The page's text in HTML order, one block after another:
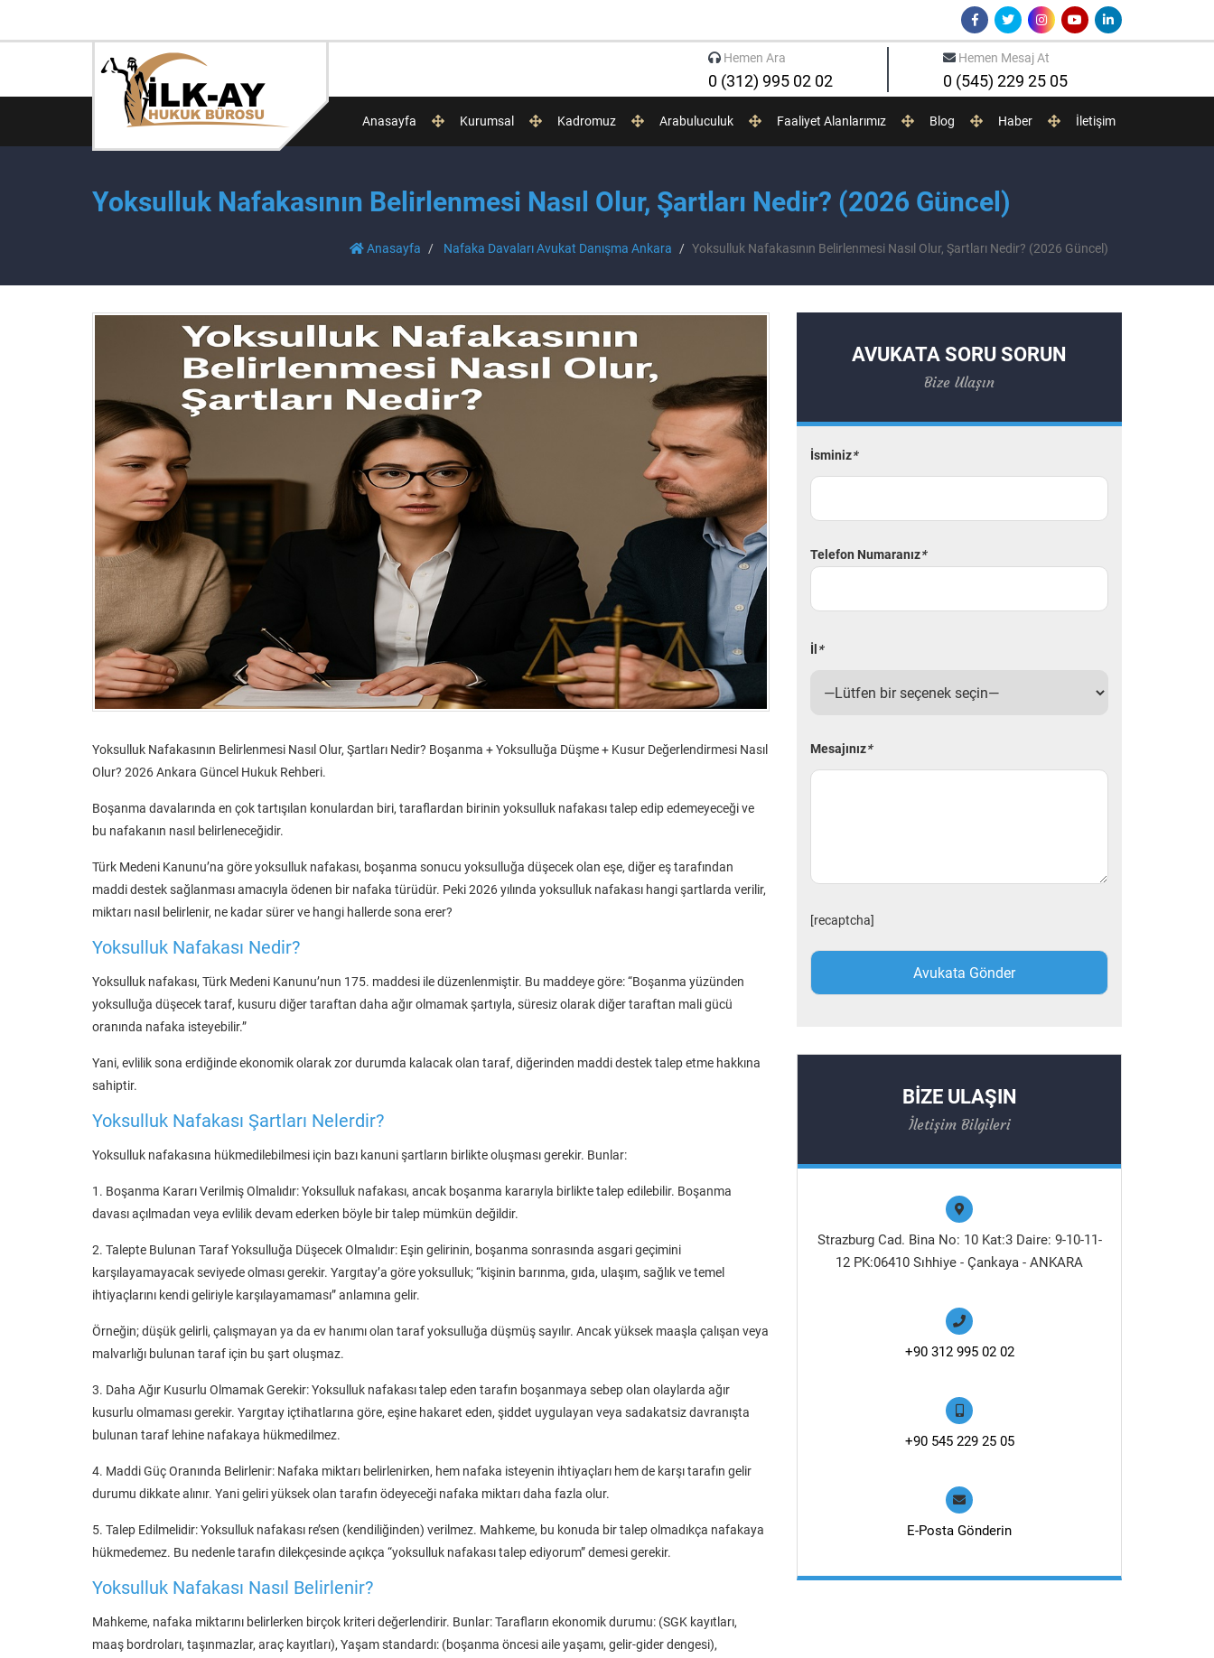
Hemen Ara
0 (312) 995 02 02
Hemen Mesaj At
0 (545) 229 25 05
Anasayfa Kurumsal Kadromuz Arabuluculuk Faaliyet Alanlarımız Blog Haber İletişim
Yoksulluk Nafakasının Belirlenmesi Nasıl Olur, Şartları Nedir? (2026 Güncel)
Anasayfa Nafaka Davaları Avukat Danışma Ankara Yoksulluk Nafakasının Belirlenmesi Nasıl Olur, Şartları Nedir? (2026 Güncel)
Yoksulluk Nafakasının Belirlenmesi Nasıl Olur, Şartları Nedir? Boşanma + Yoksulluğa Düşme + Kusur Değerlendirmesi Nasıl
Olur? 2026 Ankara Güncel Hukuk Rehberi.
Boşanma davalarında en çok tartışılan konulardan biri, taraflardan birinin yoksulluk nafakası talep edip edemeyeceği ve
bu nafakanın nasıl belirleneceğidir.
Türk Medeni Kanunu’na göre yoksulluk nafakası, boşanma sonucu yoksulluğa düşecek olan eşe, diğer eş tarafından
maddi destek sağlanması amacıyla ödenen bir nafaka türüdür. Peki 2026 yılında yoksulluk nafakası hangi şartlarda verilir,
miktarı nasıl belirlenir, ne kadar sürer ve hangi hallerde sona erer?
Yoksulluk Nafakası Nedir?
Yoksulluk nafakası, Türk Medeni Kanunu’nun 175. maddesi ile düzenlenmiştir. Bu maddeye göre: “Boşanma yüzünden
yoksulluğa düşecek taraf, kusuru diğer taraftan daha ağır olmamak şartıyla, süresiz olarak diğer taraftan mali gücü
oranında nafaka isteyebilir.”
Yani, evlilik sona erdiğinde ekonomik olarak zor durumda kalacak olan taraf, diğerinden maddi destek talep etme hakkına
sahiptir.
Yoksulluk Nafakası Şartları Nelerdir?
Yoksulluk nafakasına hükmedilebilmesi için bazı kanuni şartların birlikte oluşması gerekir. Bunlar:
1. Boşanma Kararı Verilmiş Olmalıdır: Yoksulluk nafakası, ancak boşanma kararıyla birlikte talep edilebilir. Boşanma
davası açılmadan veya evlilik devam ederken böyle bir talep mümkün değildir.
2. Talepte Bulunan Taraf Yoksulluğa Düşecek Olmalıdır: Eşin gelirinin, boşanma sonrasında asgari geçimini
karşılayamayacak seviyede olması gerekir. Yargıtay’a göre yoksulluk; “kişinin barınma, gıda, ulaşım, sağlık ve temel
ihtiyaçlarını kendi geliriyle karşılayamaması” anlamına gelir.
Örneğin; düşük gelirli, çalışmayan ya da ev hanımı olan taraf yoksulluğa düşmüş sayılır. Ancak yüksek maaşla çalışan veya
malvarlığı bulunan taraf için bu şart oluşmaz.
3. Daha Ağır Kusurlu Olmamak Gerekir: Yoksulluk nafakası talep eden tarafın boşanmaya sebep olan olaylarda ağır
kusurlu olmaması gerekir. Yargıtay içtihatlarına göre, eşine hakaret eden, şiddet uygulayan veya sadakatsiz davranışta
bulunan taraf lehine nafakaya hükmedilmez.
4. Maddi Güç Oranında Belirlenir: Nafaka miktarı belirlenirken, hem nafaka isteyenin ihtiyaçları hem de karşı tarafın gelir
durumu dikkate alınır. Yani geliri yüksek olan tarafın ödeyeceği nafaka miktarı daha fazla olur.
5. Talep Edilmelidir: Yoksulluk nafakası re’sen (kendiliğinden) verilmez. Mahkeme, bu konuda bir talep olmadıkça nafakaya
hükmedemez. Bu nedenle tarafın dilekçesinde açıkça “yoksulluk nafakası talep ediyorum” demesi gerekir.
Yoksulluk Nafakası Nasıl Belirlenir?
Mahkeme, nafaka miktarını belirlerken birçok kriteri değerlendirir. Bunlar: Tarafların ekonomik durumu: (SGK kayıtları,
maaş bordroları, taşınmazlar, araç kayıtları), Yaşam standardı: (boşanma öncesi aile yaşamı, gelir-gider dengesi),
AVUKATA SORU SORUN
Bize Ulaşın
İsminiz*
Telefon Numaranız*
İl *
Mesajınız*
[recaptcha]
BİZE ULAŞIN
İletişim Bilgileri
Strazburg Cad. Bina No: 10 Kat:3 Daire: 9-10-11-
12 PK:06410 Sıhhiye - Çankaya - ANKARA
+90 312 995 02 02
+90 545 229 25 05
E-Posta Gönderin